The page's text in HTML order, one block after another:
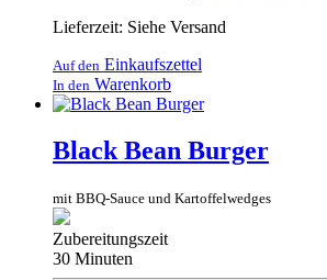
Lieferzeit: Siehe Versand
Auf den Einkaufszettel
In den Warenkorb
Black Bean Burger
mit BBQ-Sauce und Kartoffelwedges
Zubereitungszeit
30 Minuten